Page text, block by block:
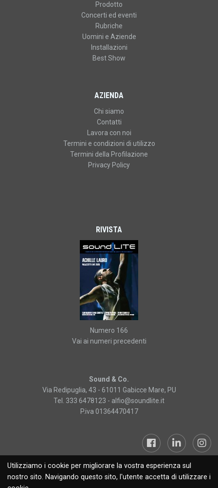
Utilizziamo i cookie per migliorare la vostra esperienza sul
nostro sito. Navigando questo sito, l'utente accetta di utilizzare i
Prodotto
Concerti ed eventi
Rubriche
Uomini e Aziende
Installazioni
Best Show
AZIENDA
Chi siamo
Contatti
Lavora con noi
Termini e condizioni di utilizzo
Termini della Profilazione
Privacy Policy
RIVISTA
Numero 166
Vai ai numeri precedenti
Sound & Co.
Via Redipuglia, 43 - 61011 Gabicce Mare, PU
Tel. 333 6478123 - alfio@soundlite.it
P.iva 01364470417
Sound&Lite © 2019